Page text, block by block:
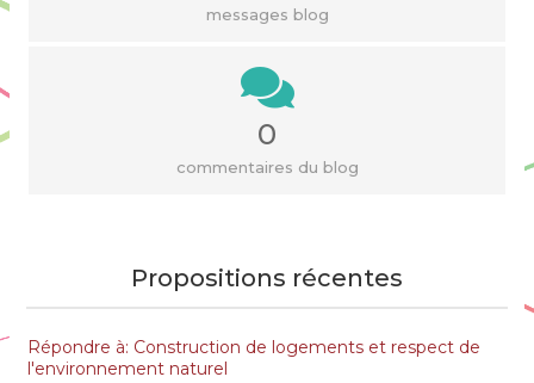
messages blog
0
commentaires du blog
Propositions récentes
Répondre à: Construction de logements et respect de
l'environnement naturel